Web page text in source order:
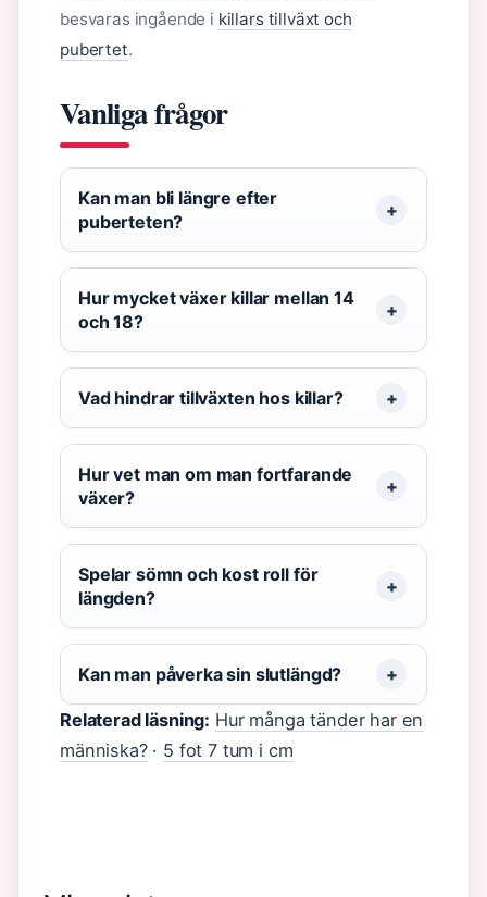
besvaras ingående i killars tillväxt och
pubertet.
Vanliga frågor
Kan man bli längre efter
puberteten?
Hur mycket växer killar mellan 14
och 18?
Vad hindrar tillväxten hos killar?
Hur vet man om man fortfarande
växer?
Spelar sömn och kost roll för
längden?
Kan man påverka sin slutlängd?
Relaterad läsning: Hur många tänder har en
människa?· 5 fot 7 tum i cm